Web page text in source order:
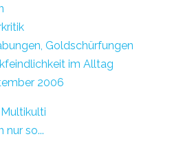
Goldschürfungen
im Alltag
2006
nur so...